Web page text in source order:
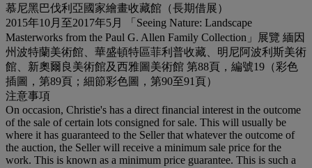
慕尼黑巴伐利亞國家繪畫收藏館（長期借展）
2015年10月至2017年5月 「Seeing Nature: Landscape
Masterworks from the Paul G. Allen Family Collection」展覽 緬因
州波特蘭美術館、華盛頓特區菲利普收藏、明尼阿波利斯美術
館、新奧爾良美術館及西雅圖美術館 第88頁，編號19（彩色
插圖，第89頁；細節彩色圖，第90至91頁）
注意事項
On occasion, Christie's has a direct financial interest in the outcome
of the sale of certain lots consigned for sale. This will usually be
where it has guaranteed to the Seller that whatever the outcome of
the auction, the Seller will receive a minimum sale price for the
work. This is known as a minimum price guarantee. This is such a